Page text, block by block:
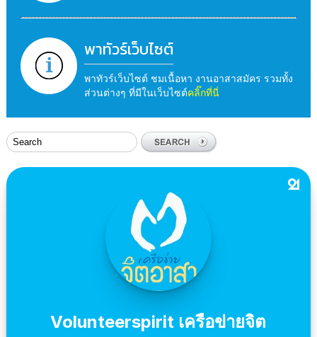
พาทัวร์เว็บไซต์
พาทัวร์เว็บไซต์ ชมเนื้อหา งานอาสาสมัคร รวมทั้ง
ส่วนต่างๆ ที่มีในเว็บไซต์คลิ๊กที่นี่